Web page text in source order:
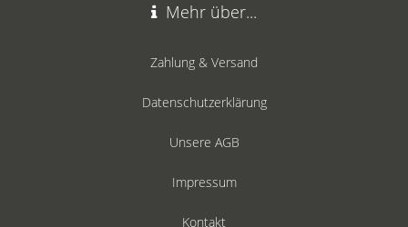
Mehr über...
Zahlung & Versand
Datenschutzerklärung
Unsere AGB
Impressum
Kontakt